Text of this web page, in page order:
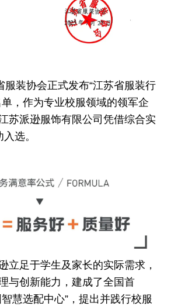
服装协会正式发布“江苏省服装行
，作为专业校服领域的领军企
苏派逊服饰有限公司凭借综合实
选。
立足于学生及家长的实际需求，
与创新能力，建成了全国首
慧选配中心”，提出并践行校服